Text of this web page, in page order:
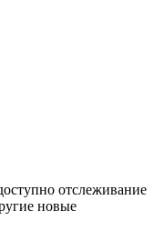
отслеживание
новые